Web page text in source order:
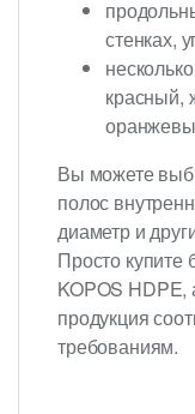
стенках,
красный,
Вы можете
полос
диаметр и
Просто
KOPOS
продукция
требованиям.